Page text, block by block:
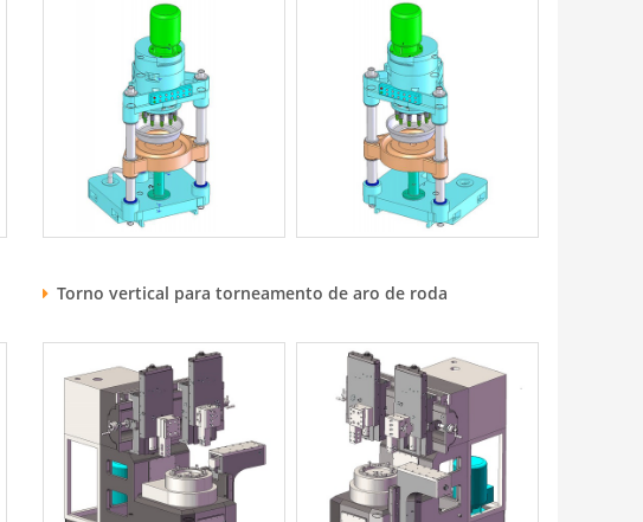
Torno vertical para torneamento de aro de roda